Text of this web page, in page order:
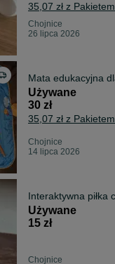
35,07 zł z
Chojnice
26 lipca 2026
Mata edukacyjna
Używane
30 zł
35,07 zł z
Chojnice
14 lipca 2026
Interaktywna piłka
Używane
15 zł
Chojnice